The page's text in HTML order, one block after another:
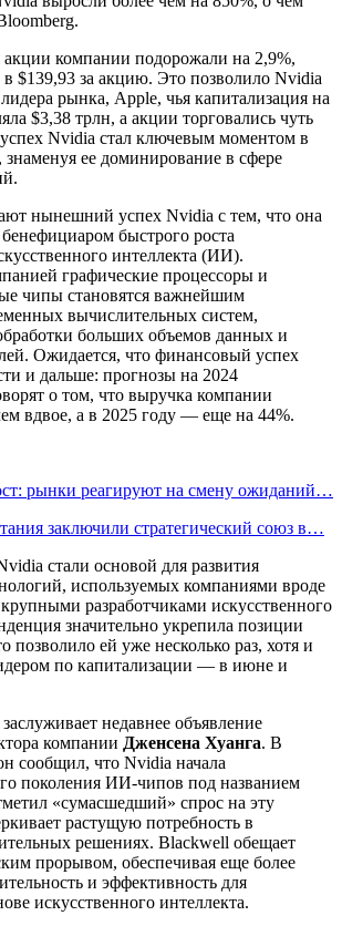
акции компании подорожали на 2,9%,
в $139,93 за акцию. Это позволило Nvidia
рынка, Apple, чья капитализация на
$3,38 трлн, а акции торговались чуть
Nvidia стал ключевым моментом в
ее доминирование в сфере
нынешний успех Nvidia с тем, что она
быстрого роста
интеллекта (ИИ).
графические процессоры и
чипы становятся важнейшим
вычислительных систем,
больших объемов данных и
Ожидается, что финансовый успех
и дальше: прогнозы на 2024
о том, что выручка компании
вдвое, а в 2025 году — еще на 44%.
рынки реагируют на смену ожиданий…
заключили стратегический союз в…
стали основой для развития
используемых компаниями вроде
разработчиками искусственного
значительно укрепила позиции
позволило ей уже несколько раз, хотя и
по капитализации — в июне и
недавнее объявление
компании Дженсена Хуанга. В
сообщил, что Nvidia начала
поколения ИИ-чипов под названием
«сумасшедший» спрос на эту
растущую потребность в
решениях. Blackwell обещает
прорывом, обеспечивая еще более
и эффективность для
искусственного интеллекта.